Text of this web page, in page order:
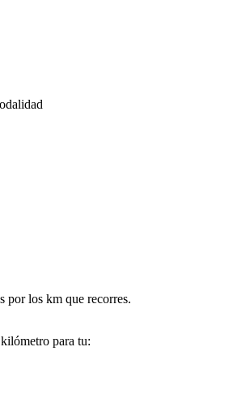
por los km que recorres.
para tu: